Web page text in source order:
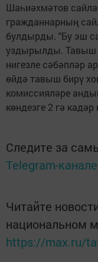
Шаһиәхмәтов
гражданнарның
булдырды. "Бу эш
уздырылды. Тавыш
нигезле сәбәпләр
өйдә тавыш бирү
комиссияләре
көндезге 2 гә кадәр
Следите за
Telegram-канале
Читайте
национальном
https://max.ru/